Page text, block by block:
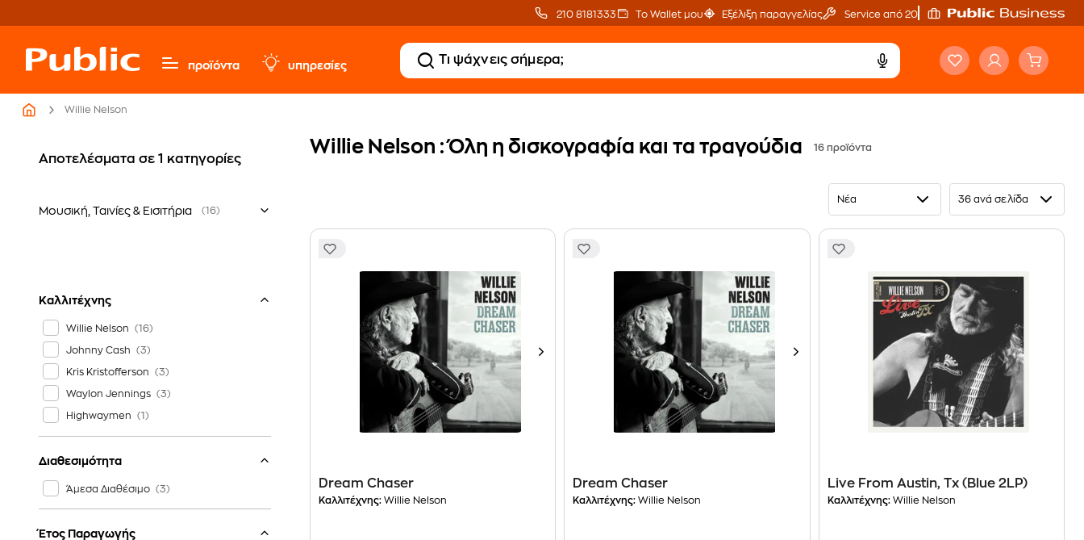
210 8181333 Το Wallet μου Εξέλιξη παραγγελίας Service από 20'
προϊόντα υπηρεσίες
Willie Nelson
Αποτελέσματα σε 1 κατηγορίες
Μουσική, Ταινίες & Εισιτήρια (16)
Καλλιτέχνης
Willie Nelson
Johnny Cash
Kris Kristofferson
Waylon Jennings
Highwaymen
Διαθεσιμότητα
Άμεσα Διαθέσιμο
Έτος Παραγωγής
Willie Nelson : Όλη η δισκογραφία και τα τραγούδια 16 προϊόντα
Νέα 36 ανά σελίδα
Dream Chaser
Καλλιτέχνης: Willie Nelson
Dream Chaser
Καλλιτέχνης: Willie Nelson
Live From Austin, Tx (Blue 2LP)
Καλλιτέχνης:Willie Nelson